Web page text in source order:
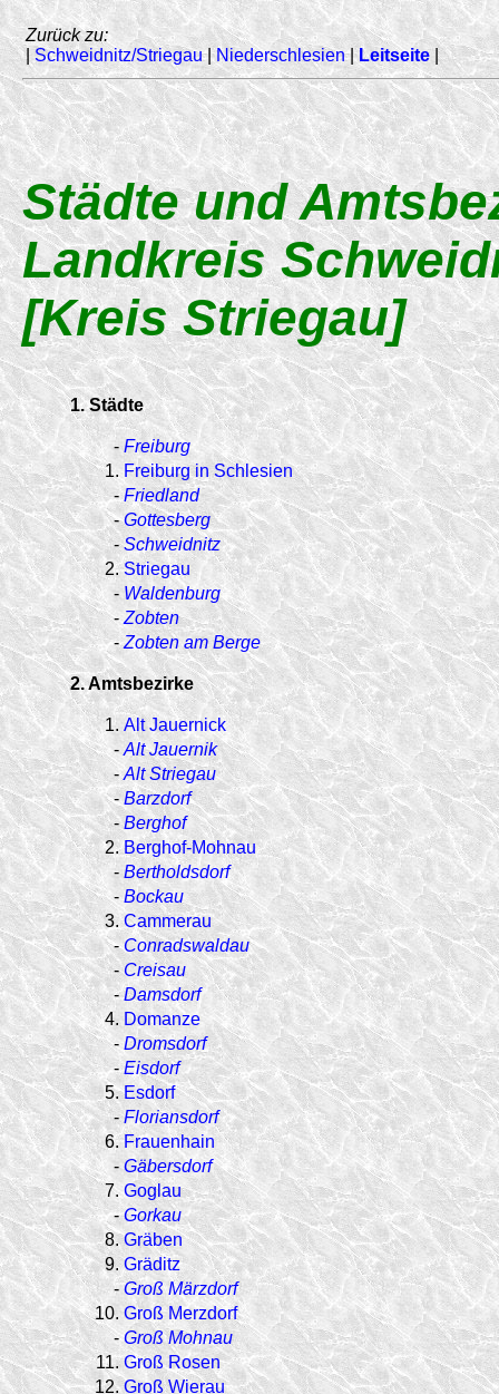
Zurück zu:
| Schweidnitz/Striegau|Niederschlesien| Leitseite |
Städte und
Landkreis
[Kreis Striegau]
1. Städte
- Freiburg
1. Freiburg in Schlesien
- Friedland
- Gottesberg
- Schweidnitz
2. Striegau
- Waldenburg
- Zobten
- Zobten am Berge
2. Amtsbezirke
1. Alt Jauernick
- Alt Jauernik
- Alt Striegau
- Barzdorf
- Berghof
2. Berghof-Mohnau
- Bertholdsdorf
- Bockau
3. Cammerau
- Conradswaldau
- Creisau
- Damsdorf
4. Domanze
- Dromsdorf
- Eisdorf
5. Esdorf
- Floriansdorf
6. Frauenhain
- Gäbersdorf
7. Goglau
- Gorkau
8. Gräben
9. Gräditz
- Groß Märzdorf
10. Groß Merzdorf
- Groß Mohnau
11. Groß Rosen
12. Groß Wierau